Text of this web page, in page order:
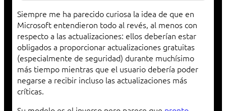
Siempre me ha parecido curiosa la idea de que en
Microsoft entendieron todo al revés, al menos con
respecto a las actualizaciones: ellos deberían estar
obligados a proporcionar actualizaciones gratuitas
(especialmente de seguridad) durante muchísimo
más tiempo mientras que el usuario debería poder
negarse a recibir incluso las actualizaciones más
críticas.